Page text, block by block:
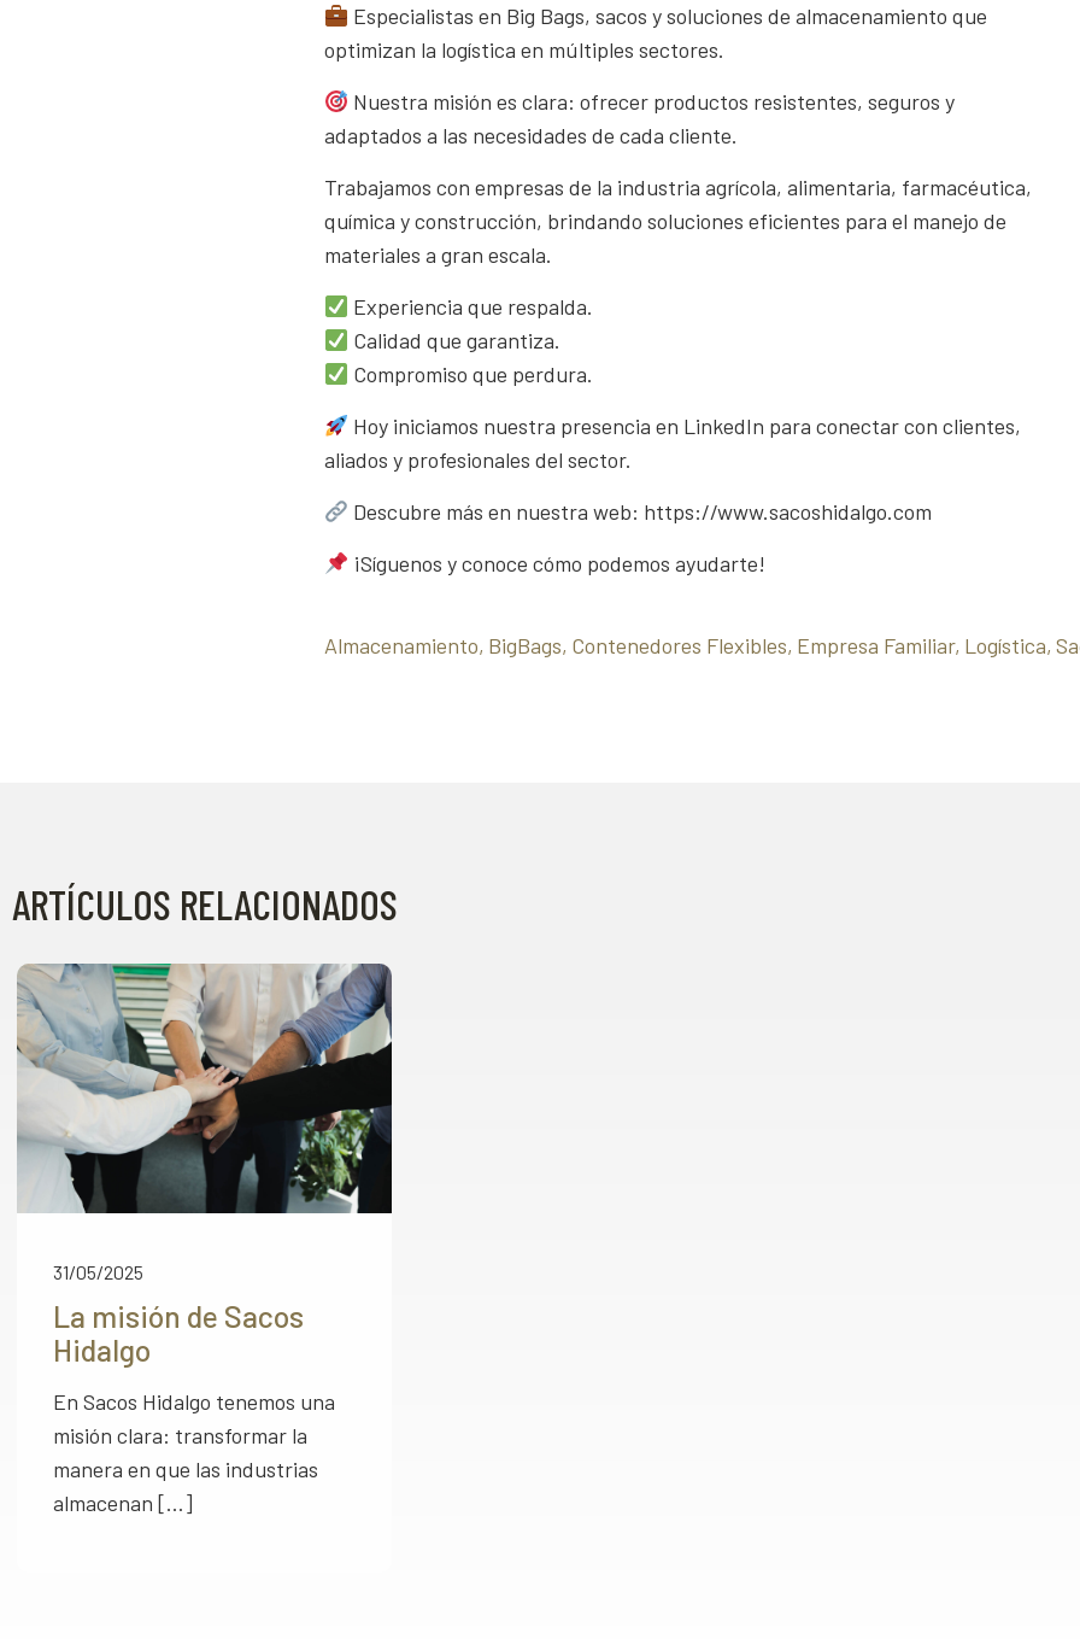
Especialistas en Big Bags, sacos y soluciones de almacenamiento que
optimizan la logística en múltiples sectores.
Nuestra misión es clara: ofrecer productos resistentes, seguros y
adaptados a las necesidades de cada cliente.
Trabajamos con empresas de la industria agrícola, alimentaria, farmacéutica,
química y construcción, brindando soluciones eficientes para el manejo de
materiales a gran escala.
Experiencia que respalda.
Calidad que garantiza.
Compromiso que perdura.
Hoy iniciamos nuestra presencia en LinkedIn para conectar con clientes,
aliados y profesionales del sector.
Descubre más en nuestra web: https://www.sacoshidalgo.com
¡Síguenos y conoce cómo podemos ayudarte!
Almacenamiento BigBags Contenedores Flexibles Empresa Familiar Logística
ARTÍCULOS RELACIONADOS
31/05/2025
La misión de Sacos
Hidalgo
En Sacos Hidalgo tenemos una
misión clara: transformar la
manera en que las industrias
almacenan […]